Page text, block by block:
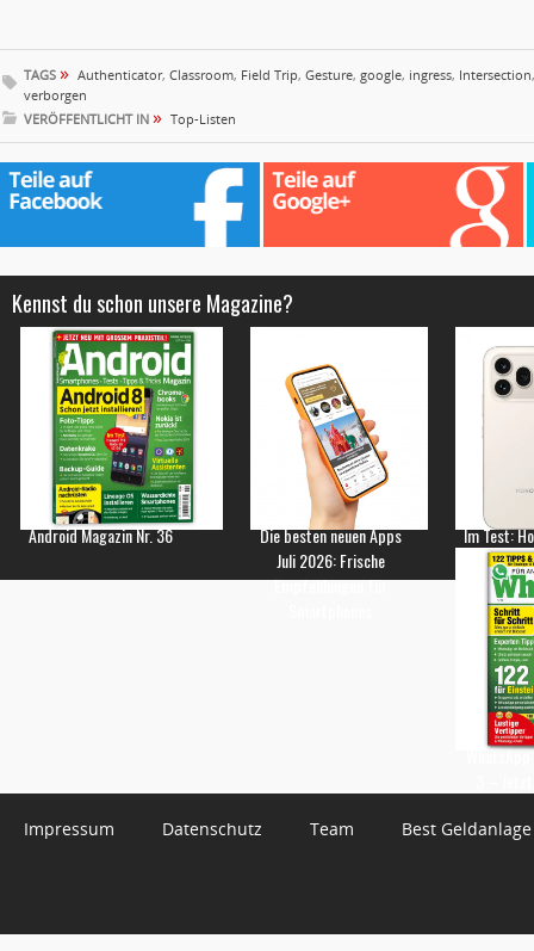
TAGS » Authenticator, Classroom, Field Trip, Gesture, google, ingress, Intersection
verborgen
VERÖFFENTLICHT IN » Top-Listen
Kennst du schon unsere Magazine?
Android Magazin Nr. 36
Die besten neuen Apps
Juli 2026: Frische
Empfehlungen für
Im Test:
Impressum Datenschutz Team Best Geldanlage